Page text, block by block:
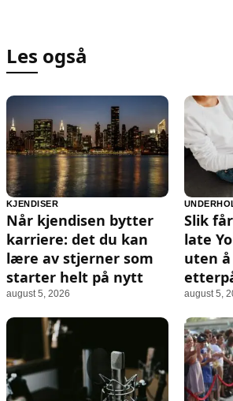
Les også
KJENDISER
Når kjendisen bytter
karriere: det du kan
lære av stjerner som
starter helt på nytt
august 5, 2026
Slik
late
uten
august 5,